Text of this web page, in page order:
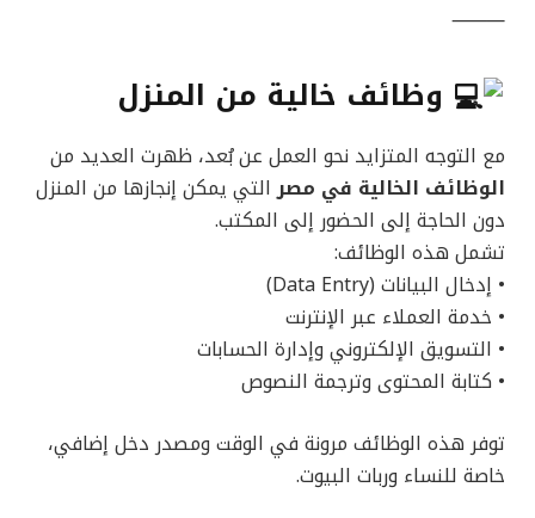
⸻
وظائف خالية من المنزل
مع التوجه المتزايد نحو العمل عن بُعد، ظهرت العديد من
الوظائف الخالية في مصرالتي يمكن إنجازها من المنزل
دون الحاجة إلى الحضور إلى المكتب.
تشمل هذه الوظائف:
• إدخال البيانات (Data Entry)
• خدمة العملاء عبر الإنترنت
• التسويق الإلكتروني وإدارة الحسابات
• كتابة المحتوى وترجمة النصوص
توفر هذه الوظائف مرونة في الوقت ومصدر دخل إضافي،
خاصة للنساء وربات البيوت.